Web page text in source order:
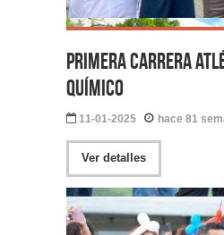
Primera carrera
Químico
11-01-2025 hace 81
Ver detalles